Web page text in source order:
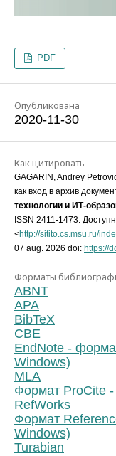
PDF
Опубликована
2020-11-30
Как цитировать
GAGARIN, Andrey
как вход в архив
технологии и ИТ-
ISSN 2411-1473.
<http://sitito.cs.msu.ru/
07 aug. 2026 doi: https://
Форматы
ABNT
APA
BibTeX
CBE
EndNote -
Windows)
MLA
Формат ProCite
RefWorks
Формат
Windows)
Turabian